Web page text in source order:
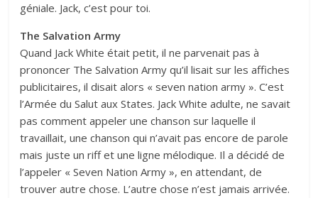
géniale. Jack, c’est pour toi.
The Salvation Army
Quand Jack White était petit, il ne parvenait pas à
prononcer The Salvation Army qu’il lisait sur les affiches
publicitaires, il disait alors « seven nation army ». C’est
l’Armée du Salut aux States. Jack White adulte, ne savait
pas comment appeler une chanson sur laquelle il
travaillait, une chanson qui n’avait pas encore de parole
mais juste un riff et une ligne mélodique. Il a décidé de
l’appeler « Seven Nation Army », en attendant, de
trouver autre chose. L’autre chose n’est jamais arrivée.